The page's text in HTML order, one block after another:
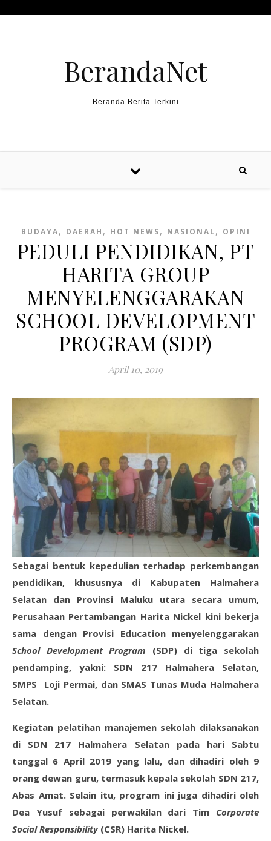
BerandaNet
Beranda Berita Terkini
BUDAYA, DAERAH , HOT NEWS, NASIONAL, OPINI
PEDULI PENDIDIKAN, PT
HARITA GROUP
MENYELENGGARAKAN
SCHOOL DEVELOPMENT
PROGRAM (SDP)
April 10, 2019
Sebagai bentuk kepedulian terhadap perkembangan
pendidikan, khususnya di Kabupaten Halmahera
Selatan dan Provinsi Maluku utara secara umum,
Perusahaan Pertambangan Harita Nickel kini bekerja
sama dengan Provisi Education menyelenggarakan
School Development Program (SDP) di tiga sekolah
pendamping, yakni: SDN 217 Halmahera Selatan,
SMPS Loji Permai, dan SMAS Tunas Muda Halmahera
Selatan.
Kegiatan pelatihan manajemen sekolah dilaksanakan
di SDN 217 Halmahera Selatan pada hari Sabtu
tanggal 6 April 2019 yang lalu, dan dihadiri oleh 9
orang dewan guru, termasuk kepala sekolah SDN 217,
Abas Amat. Selain itu, program ini juga dihadiri oleh
Dea Yusuf sebagai perwakilan dari Tim Corporate
Social Responsibility(CSR) Harita Nickel.